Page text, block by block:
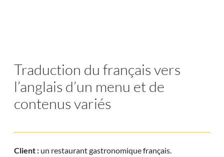
Traduction du français vers
l’anglais d’un menu et de
contenus variés
Client : un restaurant gastronomique français.